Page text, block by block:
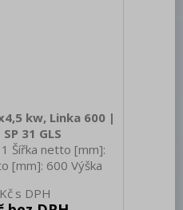
kw, Linka 600 |
SP 31 GLS
Šířka netto [mm]:
[mm]: 600 Výška
336 Hloubka